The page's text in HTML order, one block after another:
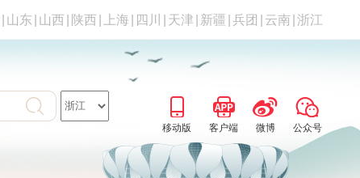
山东 山西 陕西 上海 四川 天津 新疆 兵团 云南 浙江
移动版 客户端 微博 公众号